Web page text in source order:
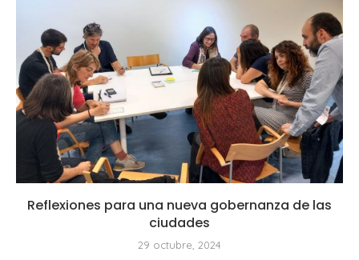
Reflexiones para una nueva gobernanza de las
ciudades
29 octubre, 2024